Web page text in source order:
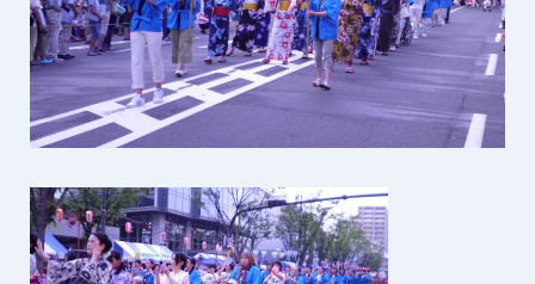
ヘルパーステーション
冠・大塚地域包括支援センター